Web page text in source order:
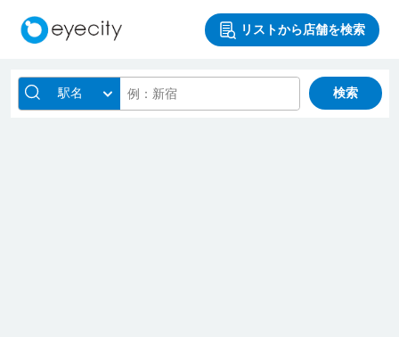
リストから店舗を検索
駅名 検索